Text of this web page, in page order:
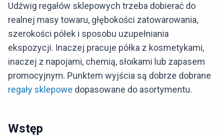
Udźwig regałów sklepowych trzeba dobierać do
realnej masy towaru, głębokości zatowarowania,
szerokości półek i sposobu uzupełniania
ekspozycji. Inaczej pracuje półka z kosmetykami,
inaczej z napojami, chemią, słoikami lub zapasem
promocyjnym. Punktem wyjścia są dobrze dobrane
regały sklepowe dopasowane do asortymentu.
Wstęp